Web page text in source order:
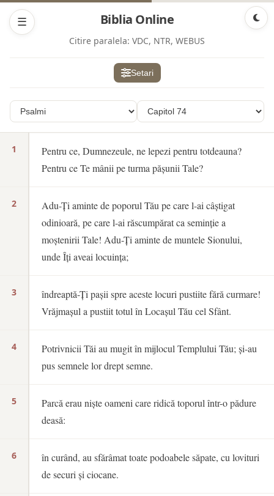
☰ Biblia Online
Citire paralela: VDC, NTR, WEBUS
Setari
1
2
3
4
5
6
Pentru ce, Dumnezeule, ne lepezi pentru totdeauna?
Pentru ce Te mânii pe turma pășunii Tale?
Adu-Ți aminte de poporul Tău pe care l-ai câștigat
odinioară, pe care l-ai răscumpărat ca seminție a
moștenirii Tale! Adu-Ți aminte de muntele Sionului,
unde Îți aveai locuința;
îndreaptă-Ți pașii spre aceste locuri pustiite fără curmare!
Vrăjmașul a pustiit totul în Locașul Tău cel Sfânt.
Potrivnicii Tăi au mugit în mijlocul Templului Tău; și-au
pus semnele lor drept semne.
Parcă erau niște oameni care ridică toporul într-o pădure
deasă:
în curând, au sfărâmat toate podoabele săpate, cu lovituri
de securi și ciocane.